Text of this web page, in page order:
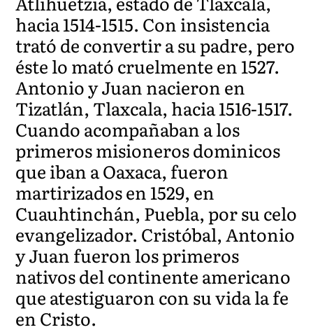
hacia 1514-1515. Con insistencia
trató de convertir a su padre, pero
éste lo mató cruelmente en 1527.
Antonio y Juan nacieron en
Tizatlán, Tlaxcala, hacia 1516-1517.
Cuando acompañaban a los
primeros misioneros dominicos
que iban a Oaxaca, fueron
martirizados en 1529, en
Cuauhtinchán, Puebla, por su celo
evangelizador. Cristóbal, Antonio
y Juan fueron los primeros
nativos del continente americano
que atestiguaron con su vida la fe
en Cristo.